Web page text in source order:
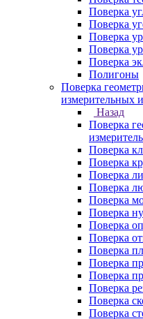
Поверка
Поверка
Поверка
Поверка
Поверка
Полигоны
Поверка
измерительных
Назад
Поверка
Поверка
Поверка
Поверка
Поверка
Поверка
Поверка
Поверка
Поверка
Поверка
Поверка
Поверка
Поверка
Поверка
Поверка